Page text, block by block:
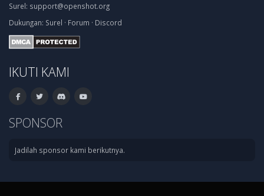
Surel: support@openshot.org
Dukungan: Surel · Forum · Discord
IKUTI KAMI
SPONSOR
Jadilah sponsor kami berikutnya.